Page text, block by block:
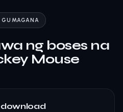
GUMAGANA
ng boses na
Mouse
download